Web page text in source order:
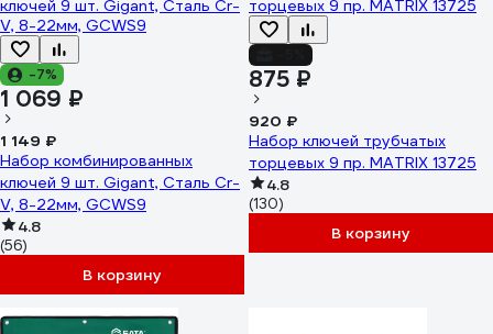
-7%
1 069 ₽
1 149 ₽
Набор комбинированных
ключей 9 шт. Gigant, Сталь Cr-
V, 8-22мм, GCWS9
4.8
(56)
В корзину
875 ₽
920 ₽
Набор ключей трубчатых
торцевых 9 пр. MATRIX 13725
4.8
(130)
В корзину